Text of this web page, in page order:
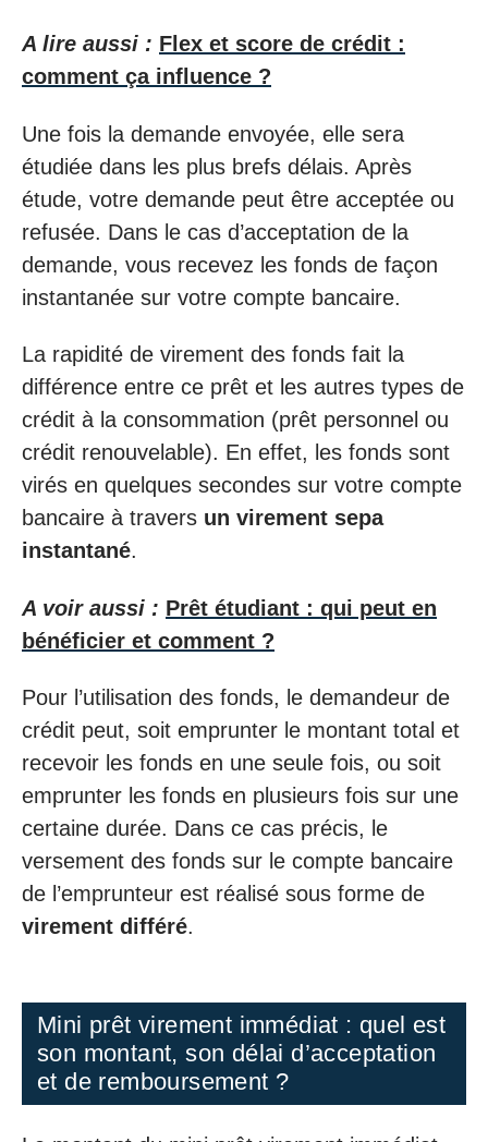
A lire aussi : Flex et score de crédit :
comment ça influence ?
Une fois la demande envoyée, elle sera
étudiée dans les plus brefs délais. Après
étude, votre demande peut être acceptée ou
refusée. Dans le cas d’acceptation de la
demande, vous recevez les fonds de façon
instantanée sur votre compte bancaire.
La rapidité de virement des fonds fait la
différence entre ce prêt et les autres types de
crédit à la consommation (prêt personnel ou
crédit renouvelable). En effet, les fonds sont
virés en quelques secondes sur votre compte
bancaire à travers un virement sepa
instantané.
A voir aussi : Prêt étudiant : qui peut en
bénéficier et comment ?
Pour l’utilisation des fonds, le demandeur de
crédit peut, soit emprunter le montant total et
recevoir les fonds en une seule fois, ou soit
emprunter les fonds en plusieurs fois sur une
certaine durée. Dans ce cas précis, le
versement des fonds sur le compte bancaire
de l’emprunteur est réalisé sous forme de
virement différé.
Mini prêt virement immédiat : quel est
son montant, son délai d’acceptation
et de remboursement ?